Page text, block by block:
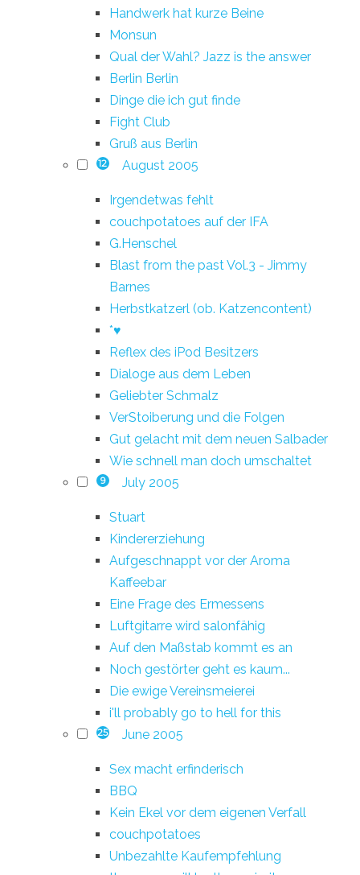
Handwerk hat kurze Beine
Monsun
Qual der Wahl? Jazz is the answer
Berlin Berlin
Dinge die ich gut finde
Fight Club
Gruß aus Berlin
12 August 2005
Irgendetwas fehlt
couchpotatoes auf der IFA
G.Henschel
Blast from the past Vol.3 - Jimmy
Barnes
Herbstkatzerl (ob. Katzencontent)
*♥
Reflex des iPod Besitzers
Dialoge aus dem Leben
Geliebter Schmalz
VerStoiberung und die Folgen
Gut gelacht mit dem neuen Salbader
Wie schnell man doch umschaltet
9 July 2005
Stuart
Kindererziehung
Aufgeschnappt vor der Aroma
Kaffeebar
Eine Frage des Ermessens
Luftgitarre wird salonfähig
Auf den Maßstab kommt es an
Noch gestörter geht es kaum...
Die ewige Vereinsmeierei
i'll probably go to hell for this
25 June 2005
Sex macht erfinderisch
BBQ
Kein Ekel vor dem eigenen Verfall
couchpotatoes
Unbezahlte Kaufempfehlung